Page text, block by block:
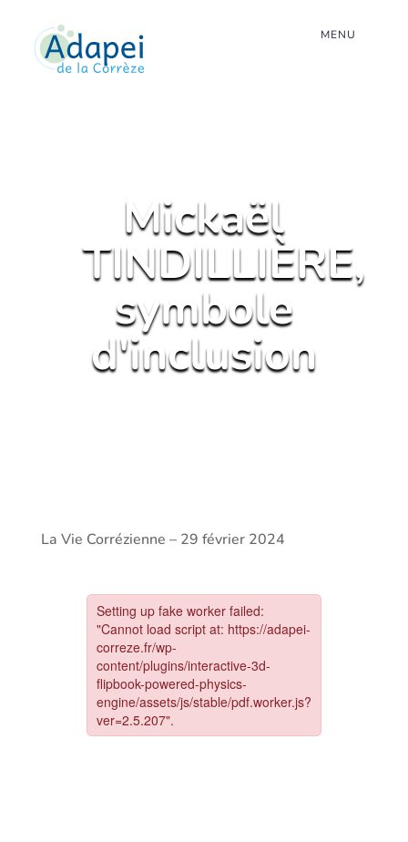
MENU
Mickaël
TINDILLIÈRE,
symbole
d'inclusion
La Vie Corrézienne – 29 février 2024